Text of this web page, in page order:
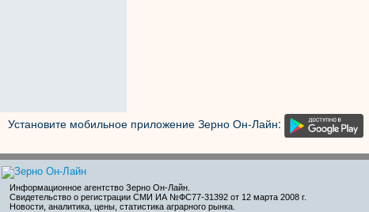
Установите мобильное приложение Зерно Он-Лайн:
Информационное агентство Зерно Он-Лайн
Свидетельство о регистрации СМИ ИА №ФС77-31392 от 12 марта 2008 г.
Новости, аналитика, цены, статистика аграрного рынка.